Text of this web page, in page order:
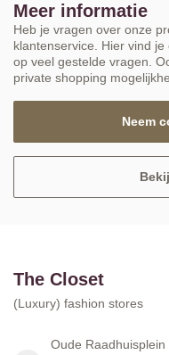
Meer informatie
Heb je vragen over onze
klantenservice. Hier vind
op veel gestelde vragen.
private shopping
Neem
The Closet
(Luxury) fashion stores
Oude Raadhuisplein